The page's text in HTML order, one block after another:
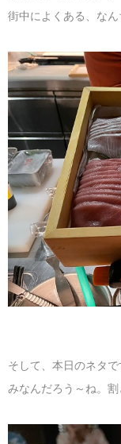
街中によくある、な
そして、本日のネタ
みなんだろう～ね。割